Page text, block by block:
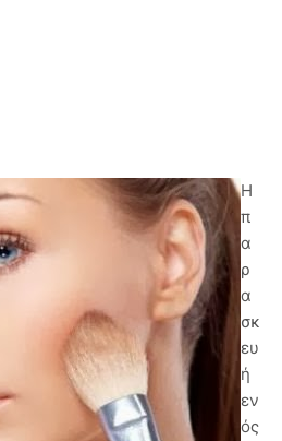
Η
π
α
ρ
α
σκ
ευ
ή
εν
ός